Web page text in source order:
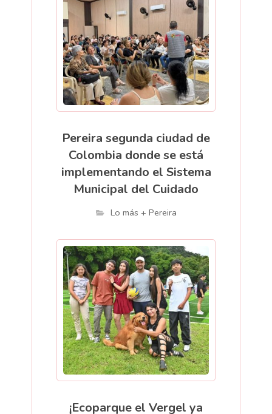
Pereira segunda ciudad de
Colombia donde se está
implementando el Sistema
Municipal del Cuidado
Lo más + Pereira
¡Ecoparque el Vergel ya